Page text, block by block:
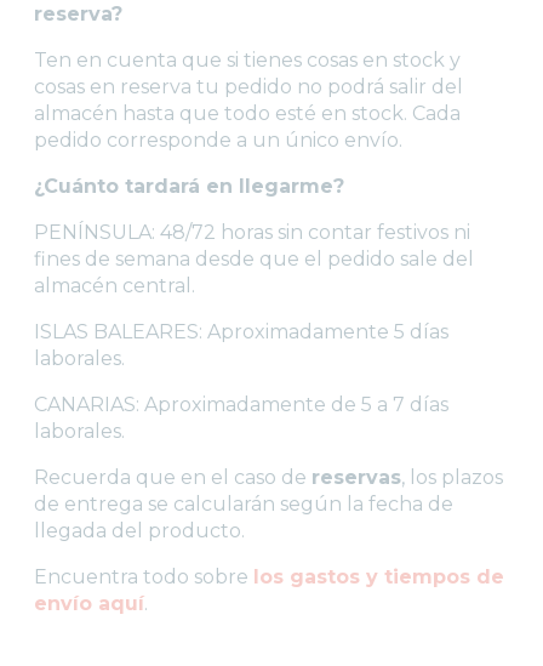
SHADE
LAYER
CONTRAST
DADOS
REVISTA WHITE DWARF
FIGURAS JOY TOY WARHAMMER
CARTAS TCG
MERCHANDISING
OUTLET
reserva?
Ten en cuenta que si tienes cosas en stock y
cosas en reserva tu pedido no podrá salir del
almacén hasta que todo esté en stock. Cada
pedido corresponde a un único envío.
¿Cuánto tardará en llegarme?
PENÍNSULA: 48/72 horas sin contar festivos ni
fines de semana desde que el pedido sale del
almacén central.
ISLAS BALEARES: Aproximadamente 5 días
laborales.
CANARIAS: Aproximadamente de 5 a 7 días
laborales.
Recuerda que en el caso de reservas, los plazos
de entrega se calcularán según la fecha de
llegada del producto.
Encuentra todo sobre los gastos y tiempos de
envío aquí.